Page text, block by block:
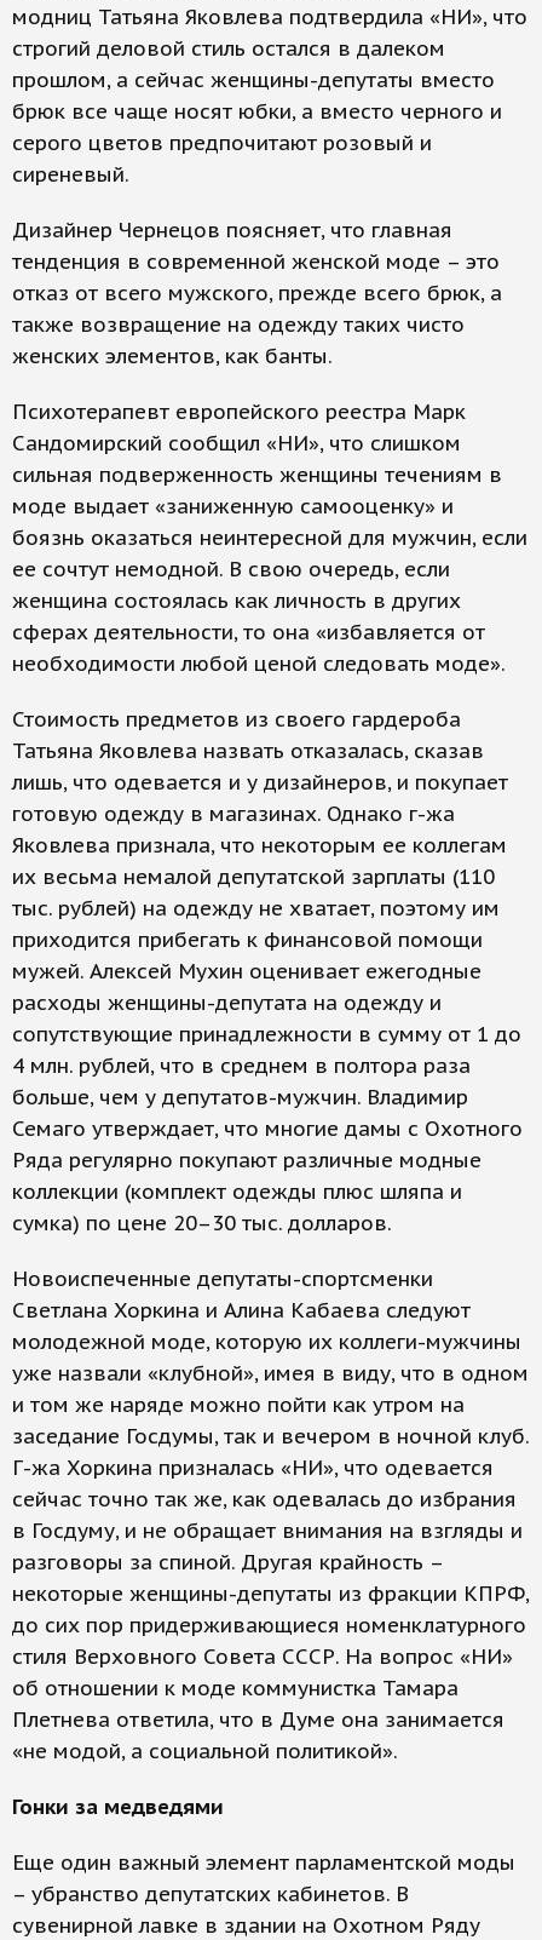
модниц Татьяна Яковлева подтвердила «НИ», что
строгий деловой стиль остался в далеком
прошлом, а сейчас женщины-депутаты вместо
брюк все чаще носят юбки, а вместо черного и
серого цветов предпочитают розовый и
сиреневый.
Дизайнер Чернецов поясняет, что главная
тенденция в современной женской моде – это
отказ от всего мужского, прежде всего брюк, а
также возвращение на одежду таких чисто
женских элементов, как банты.
Психотерапевт европейского реестра Марк
Сандомирский сообщил «НИ», что слишком
сильная подверженность женщины течениям в
моде выдает «заниженную самооценку» и
боязнь оказаться неинтересной для мужчин, если
ее сочтут немодной. В свою очередь, если
женщина состоялась как личность в других
сферах деятельности, то она «избавляется от
необходимости любой ценой следовать моде».
Стоимость предметов из своего гардероба
Татьяна Яковлева назвать отказалась, сказав
лишь, что одевается и у дизайнеров, и покупает
готовую одежду в магазинах. Однако г-жа
Яковлева признала, что некоторым ее коллегам
их весьма немалой депутатской зарплаты (110
тыс. рублей) на одежду не хватает, поэтому им
приходится прибегать к финансовой помощи
мужей. Алексей Мухин оценивает ежегодные
расходы женщины-депутата на одежду и
сопутствующие принадлежности в сумму от 1 до
4 млн. рублей, что в среднем в полтора раза
больше, чем у депутатов-мужчин. Владимир
Семаго утверждает, что многие дамы с Охотного
Ряда регулярно покупают различные модные
коллекции (комплект одежды плюс шляпа и
сумка) по цене 20–30 тыс. долларов.
Новоиспеченные депутаты-спортсменки
Светлана Хоркина и Алина Кабаева следуют
молодежной моде, которую их коллеги-мужчины
уже назвали «клубной», имея в виду, что в одном
и том же наряде можно пойти как утром на
заседание Госдумы, так и вечером в ночной клуб.
Г-жа Хоркина призналась «НИ», что одевается
сейчас точно так же, как одевалась до избрания
в Госдуму, и не обращает внимания на взгляды и
разговоры за спиной. Другая крайность –
некоторые женщины-депутаты из фракции КПРФ,
до сих пор придерживающиеся номенклатурного
стиля Верховного Совета СССР. На вопрос «НИ»
об отношении к моде коммунистка Тамара
Плетнева ответила, что в Думе она занимается
«не модой, а социальной политикой».
Гонки за медведями
Еще один важный элемент парламентской моды
– убранство депутатских кабинетов. В
сувенирной лавке в здании на Охотном Ряду